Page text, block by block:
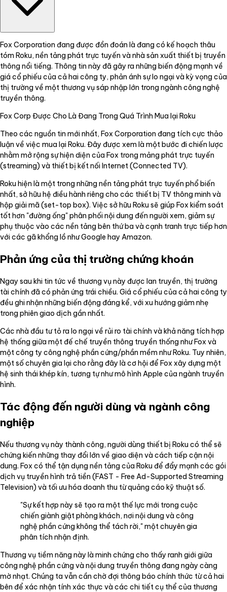
Fox Corporation đang được đồn đoán là đang có kế hoạch thâu
tóm Roku, nền tảng phát trực tuyến và nhà sản xuất thiết bị truyền
thông nổi tiếng. Thông tin này đã gây ra những biến động mạnh về
giá cổ phiếu của cả hai công ty, phản ánh sự lo ngại và kỳ vọng của
thị trường về một thương vụ sáp nhập lớn trong ngành công nghệ
truyền thông.
Fox Corp Được Cho Là Đang Trong Quá Trình Mua lại Roku
Theo các nguồn tin mới nhất, Fox Corporation đang tích cực thảo
luận về việc mua lại Roku. Đây được xem là một bước đi chiến lược
nhằm mở rộng sự hiện diện của Fox trong mảng phát trực tuyến
(streaming) và thiết bị kết nối Internet (Connected TV).
Roku hiện là một trong những nền tảng phát trực tuyến phổ biến
nhất, sở hữu hệ điều hành riêng cho các thiết bị TV thông minh và
hộp giải mã (set-top box). Việc sở hữu Roku sẽ giúp Fox kiểm soát
tốt hơn "đường ống" phân phối nội dung đến người xem, giảm sự
phụ thuộc vào các nền tảng bên thứ ba và cạnh tranh trực tiếp hơn
với các gã khổng lồ như Google hay Amazon.
Phản ứng của thị trường chứng khoán
Ngay sau khi tin tức về thương vụ này được lan truyền, thị trường
tài chính đã có phản ứng trái chiều. Giá cổ phiếu của cả hai công ty
đều ghi nhận những biến động đáng kể, với xu hướng giảm nhẹ
trong phiên giao dịch gần nhất.
Các nhà đầu tư tỏ ra lo ngại về rủi ro tài chính và khả năng tích hợp
hệ thống giữa một đế chế truyền thông truyền thống như Fox và
một công ty công nghệ phần cứng/phần mềm như Roku. Tuy nhiên,
một số chuyên gia lại cho rằng đây là cơ hội để Fox xây dựng một
hệ sinh thái khép kín, tương tự như mô hình Apple của ngành truyền
hình.
Tác động đến người dùng và ngành công
nghiệp
Nếu thương vụ này thành công, người dùng thiết bị Roku có thể sẽ
chứng kiến những thay đổi lớn về giao diện và cách tiếp cận nội
dung. Fox có thể tận dụng nền tảng của Roku để đẩy mạnh các gói
dịch vụ truyền hình trả tiền (FAST - Free Ad-Supported Streaming
Television) và tối ưu hóa doanh thu từ quảng cáo kỹ thuật số.
"Sự kết hợp này sẽ tạo ra một thế lực mới trong cuộc
chiến giành giật phòng khách, nơi nội dung và công
nghệ phần cứng không thể tách rời," một chuyên gia
phân tích nhận định.
Thương vụ tiềm năng này là minh chứng cho thấy ranh giới giữa
công nghệ phần cứng và nội dung truyền thông đang ngày càng
mờ nhạt. Chúng ta vẫn cần chờ đợi thông báo chính thức từ cả hai
bên để xác nhận tính xác thực và các chi tiết cụ thể của thương